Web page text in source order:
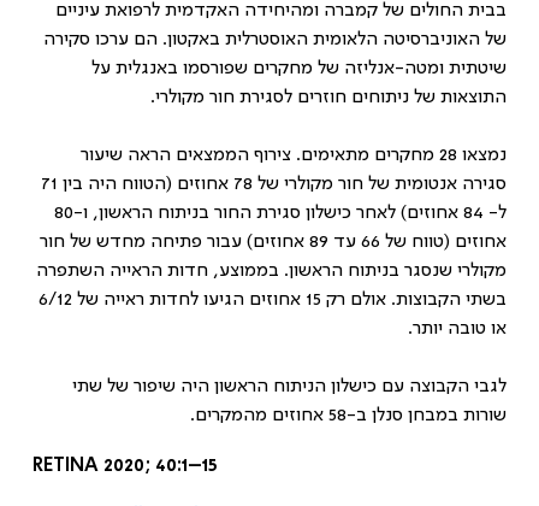
בבית החולים של קמברה ומהיחידה האקדמית לרפואת עיניים
של האוניברסיטה הלאומית האוסטרלית באקטון. הם ערכו סקירה
שיטתית ומטה-אנליזה של מחקרים שפורסמו באנגלית על
התוצאות של ניתוחים חוזרים לסגירת חור מקולרי.
נמצאו 28 מחקרים מתאימים. צירוף הממצאים הראה שיעור
סגירה אנטומית של חור מקולרי של 78 אחוזים (הטווח היה בין 71
ל- 84 אחוזים) לאחר כישלון סגירת החור בניתוח הראשון, ו-80
אחוזים (טווח של 66 עד 89 אחוזים) עבור פתיחה מחדש של חור
מקולרי שנסגר בניתוח הראשון. בממוצע, חדות הראייה השתפרה
בשתי הקבוצות. אולם רק 15 אחוזים הגיעו לחדות ראייה של 6/12
או טובה יותר.
לגבי הקבוצה עם כישלון הניתוח הראשון היה שיפור של שתי
שורות במבחן סנלן ב-58 אחוזים מהמקרים.
RETINA 2020; 40:1–15